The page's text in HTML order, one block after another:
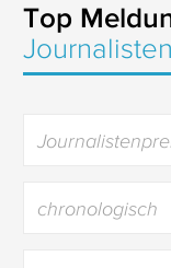
Top
chronologisch